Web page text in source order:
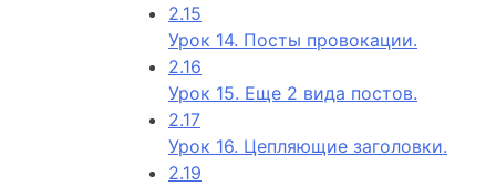
2.15
Урок 14. Посты провокации.
2.16
Урок 15. Еще 2 вида постов.
2.17
Урок 16. Цепляющие заголовки.
2.19